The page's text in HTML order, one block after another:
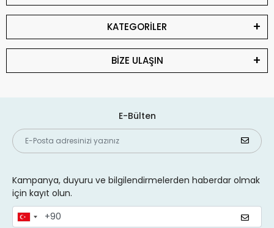
KATEGORİLER
BİZE ULAŞIN
E-Bülten
Kampanya, duyuru ve bilgilendirmelerden haberdar olmak
için kayıt olun.